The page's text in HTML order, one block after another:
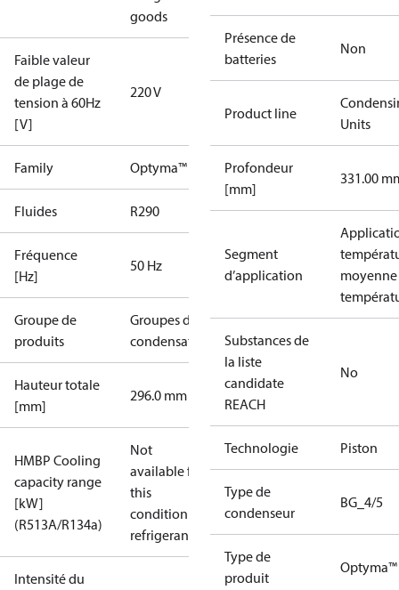
goods
Faible valeur
de plage de
tension à 60Hz
[V]
220 V
Family Optyma™
Fluides R290
Fréquence
[Hz]
50 Hz
Groupe de
produits
Groupes de
condensation
Hauteur totale
[mm]
296.0 mm
HMBP Cooling
capacity range
[kW]
(R513A/R134a)
Not
available for
this
condition /
refrigerant
Intensité du
Présence de
batteries
Non
Product line
Units
Profondeur
[mm]
331.00
Segment
d’application
moyenne
Substances de
la liste
candidate
REACH
No
Technologie Piston
Type de
condenseur
BG_4/5
Type de
produit
Optyma™